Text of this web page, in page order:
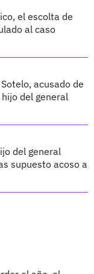
el escolta de
al caso
acusado de
del general
del general
supuesto acoso a